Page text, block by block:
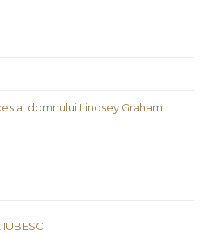
al domnului Lindsey Graham